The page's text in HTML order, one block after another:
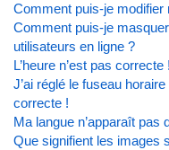
Comment puis-je
Comment puis-je
utilisateurs en ligne ?
L’heure n’est pas correcte !
J’ai réglé le fuseau
correcte !
Ma langue n’apparaît pas
Que signifient les images